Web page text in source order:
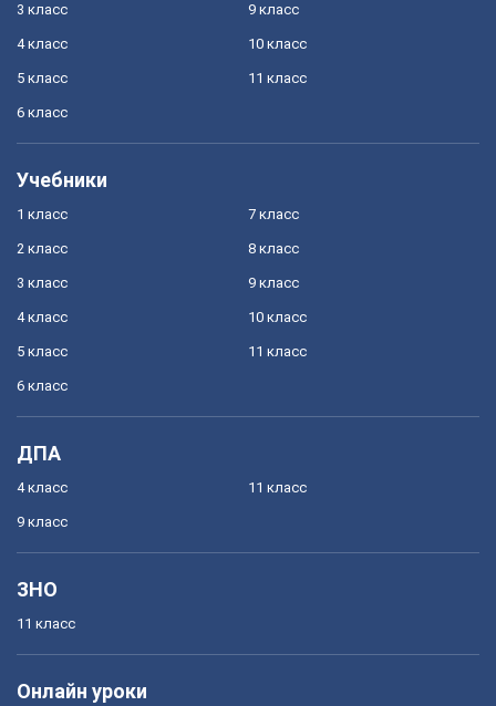
3 класс
4 класс
5 класс
6 класс
9 класс
10 класс
11 класс
Учебники
1 класс
2 класс
3 класс
4 класс
5 класс
6 класс
7 класс
8 класс
9 класс
10 класс
11 класс
ДПА
4 класс
9 класс
11 класс
ЗНО
11 класс
Онлайн уроки